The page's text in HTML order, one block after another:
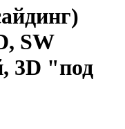
SW
3D "под